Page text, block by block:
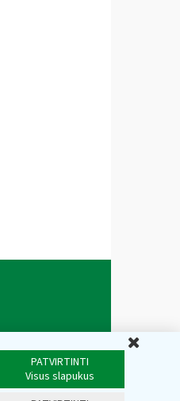
PATVIRTINTI
Visus slapukus